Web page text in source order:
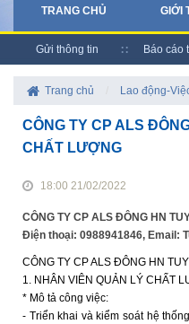
TRANG CHỦ GIỚI
Gửi thông tin Báo cáo
Trang chủ Lao động-
CÔNG TY CP ALS
CHẤT LƯỢNG
18:00 21/02/2022
CÔNG TY CP ALS ĐÔNG HN
Điện thoại: 0988941846, Email:
CÔNG TY CP ALS ĐÔNG HN
1. NHÂN VIÊN QUẢN LÝ CHẤT
* Mô tả công việc:
- Triển khai và kiểm soát hệ